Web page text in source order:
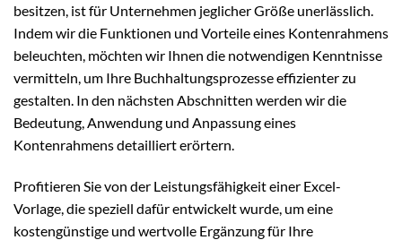
besitzen, ist für Unternehmen jeglicher Größe unerlässlich.
Indem wir die Funktionen und Vorteile eines Kontenrahmens
beleuchten, möchten wir Ihnen die notwendigen Kenntnisse
vermitteln, um Ihre Buchhaltungsprozesse effizienter zu
gestalten. In den nächsten Abschnitten werden wir die
Bedeutung, Anwendung und Anpassung eines
Kontenrahmens detailliert erörtern.
Profitieren Sie von der Leistungsfähigkeit einer Excel-
Vorlage, die speziell dafür entwickelt wurde, um eine
kostengünstige und wertvolle Ergänzung für Ihre